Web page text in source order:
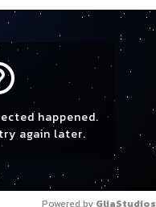
happened.
again later.
Powered by GliaStudios